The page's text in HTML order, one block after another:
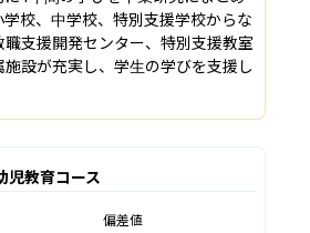
校、中学校、特別支援学校からな
支援開発センター、特別支援教室
施設が充実し、学生の学びを支援し
児教育コース
偏差値